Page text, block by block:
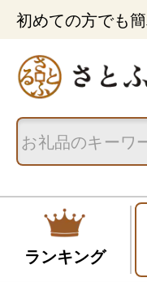
初めての方でも
ランキング